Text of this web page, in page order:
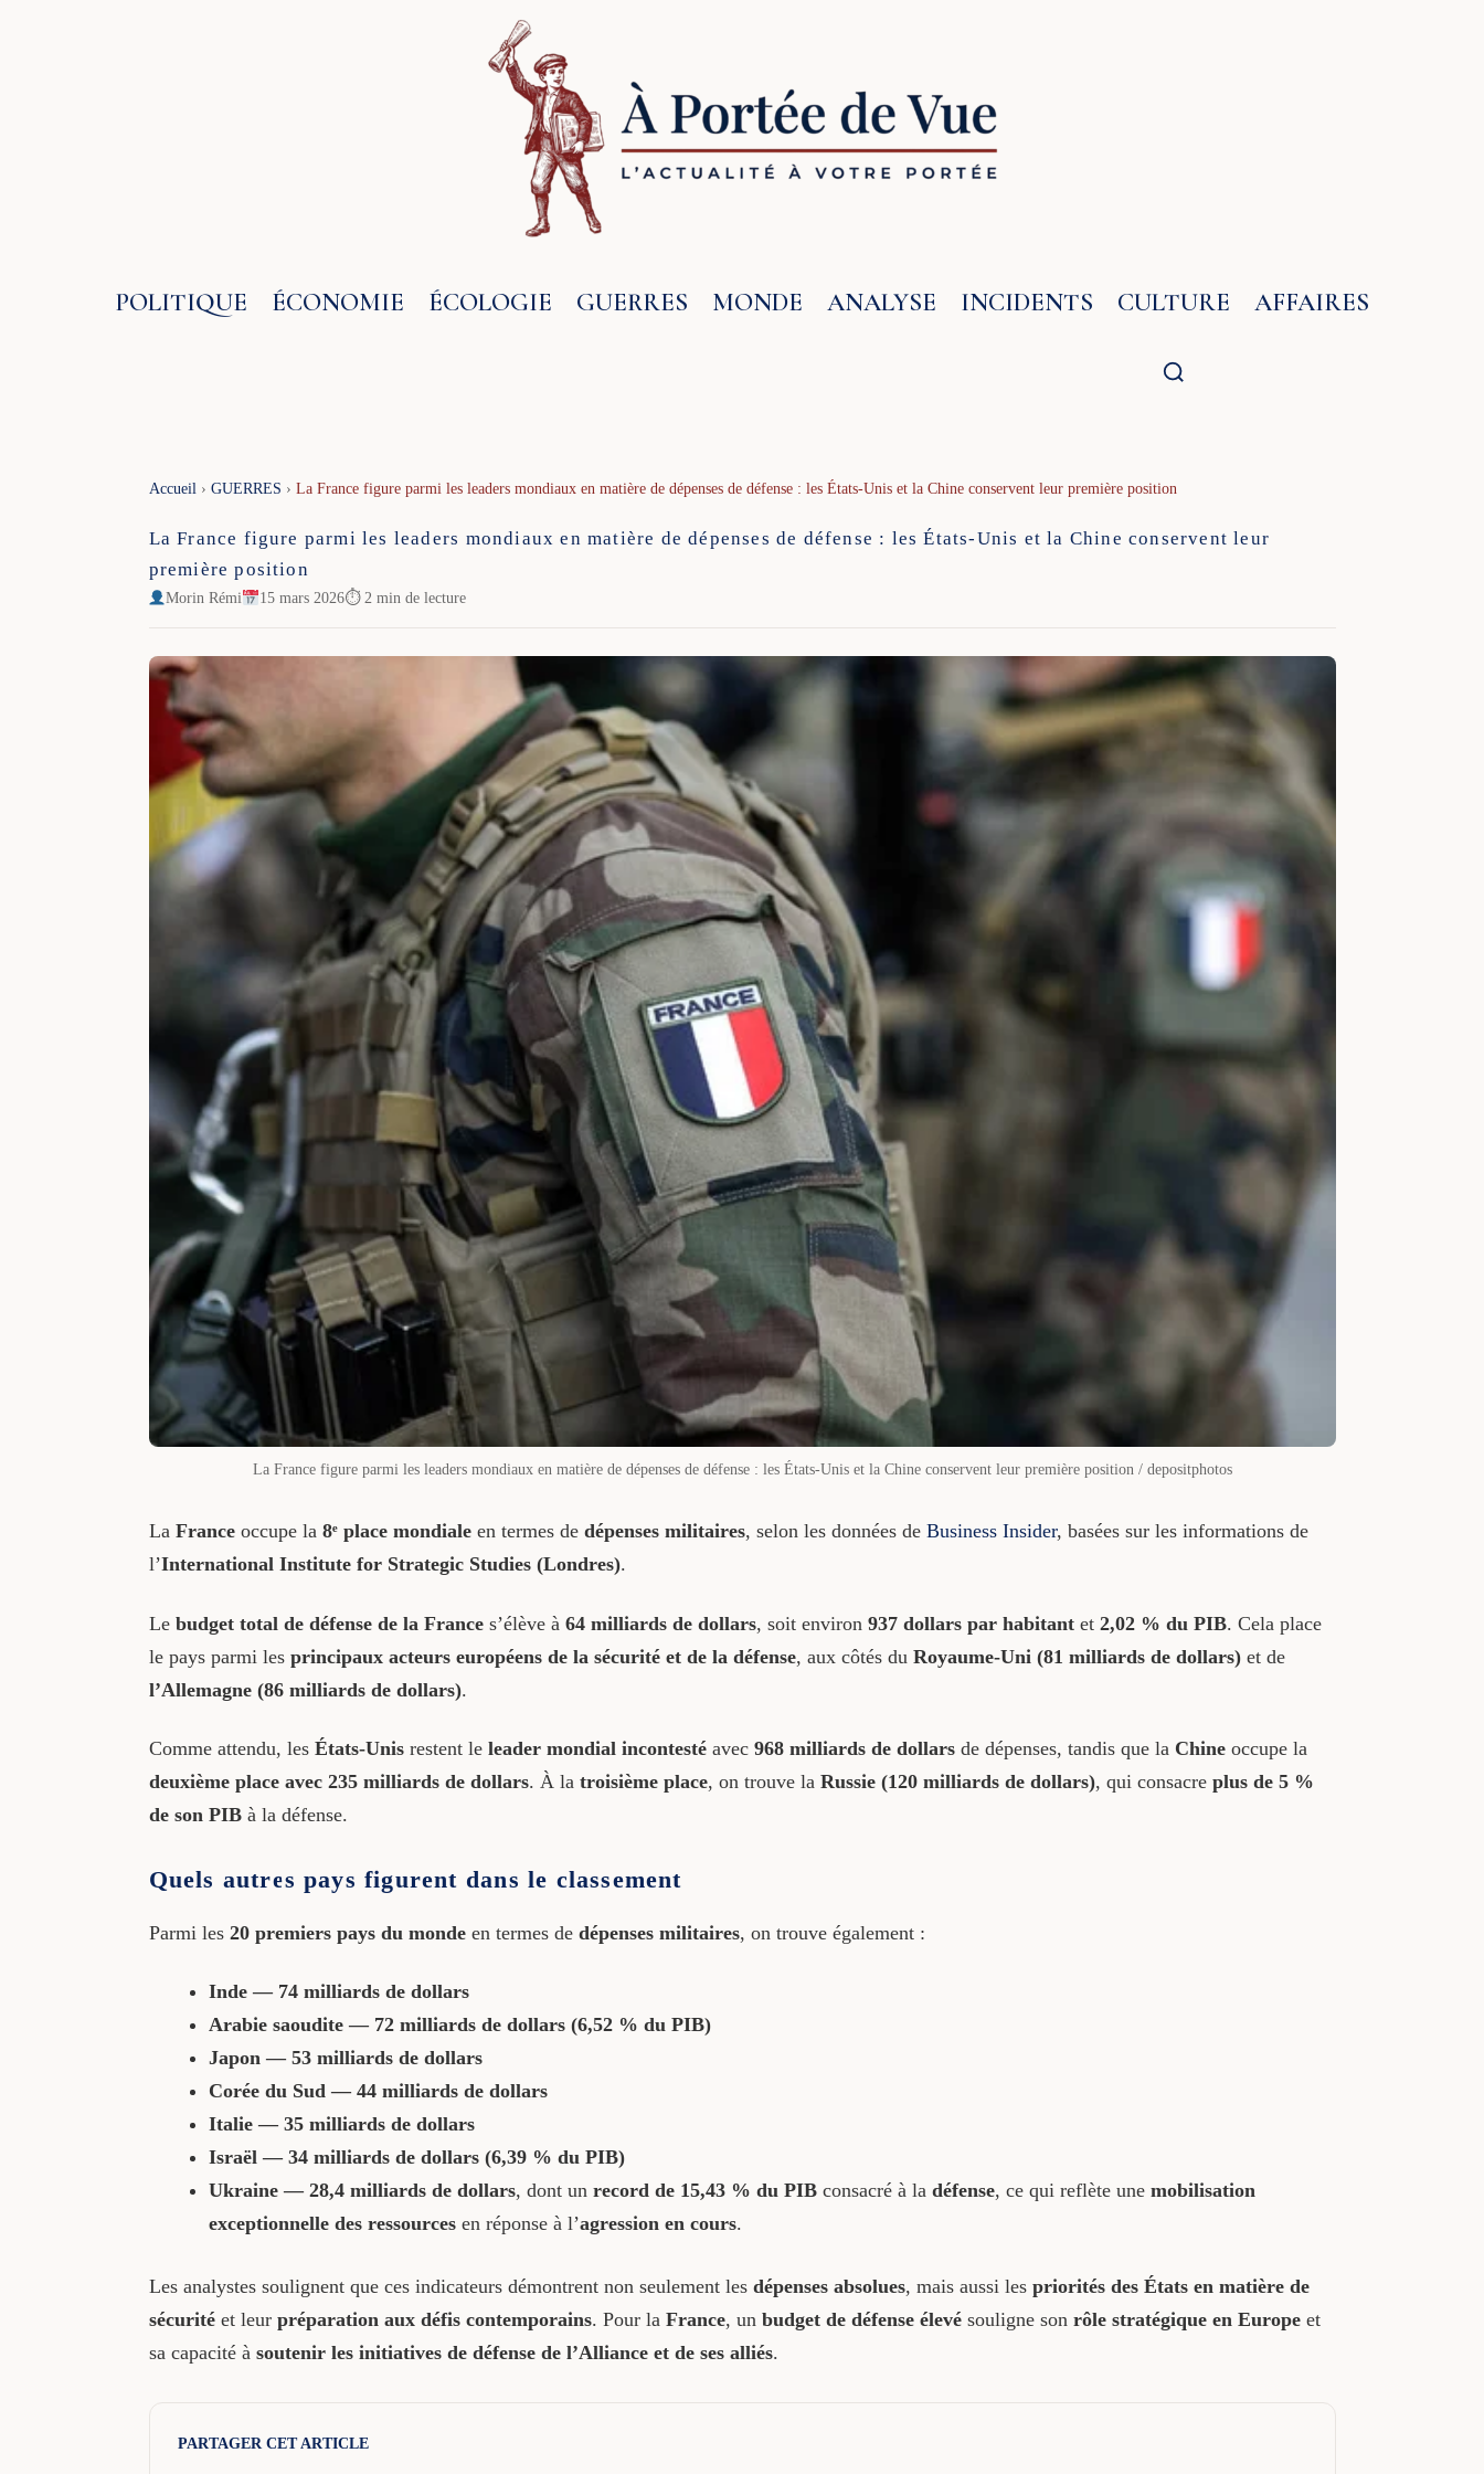
POLITIQUE ÉCONOMIE ÉCOLOGIE GUERRES MONDE ANALYSE INCIDENTS CULTURE AFFAIRES
Accueil › GUERRES › La France figure parmi les leaders mondiaux en matière de dépenses de défense : les États-Unis et la Chine conservent leur première position
La France figure parmi les leaders mondiaux en matière de dépenses de défense : les États-Unis et la Chine conservent leur
première position
Morin Rémi 15 mars 2026⏱ 2 min de lecture
La France figure parmi les leaders mondiaux en matière de dépenses de défense : les États-Unis et la Chine conservent leur première position / depositphotos
La Franceoccupe la 8ᵉ place mondialeen termes de dépenses militaires, selon les données de Business Insider, basées sur les informations de
l’International Institute for Strategic Studies (Londres).
Le budget total de défense de la Frances’élève à 64 milliards de dollars, soit environ 937 dollars par habitantet 2,02 % du PIB. Cela place
le pays parmi les principaux acteurs européens de la sécurité et de la défense, aux côtés du Royaume-Uni (81 milliards de dollars)et de
l’Allemagne (86 milliards de dollars).
Comme attendu, les États-Unisrestent le leader mondial incontestéavec 968 milliards de dollarsde dépenses, tandis que la Chineoccupe la
deuxième place avec 235 milliards de dollars. À la troisième place, on trouve la Russie (120 milliards de dollars), qui consacre plus de 5 %
de son PIBà la défense.
Quels autres pays figurent dans le classement
Parmi les 20 premiers pays du mondeen termes de dépenses militaires, on trouve également :
Inde — 74 milliards de dollars
Arabie saoudite — 72 milliards de dollars (6,52 % du PIB)
Japon — 53 milliards de dollars
Corée du Sud — 44 milliards de dollars
Italie — 35 milliards de dollars
Israël — 34 milliards de dollars (6,39 % du PIB)
Ukraine — 28,4 milliards de dollars, dont un record de 15,43 % du PIBconsacré à la défense, ce qui reflète une mobilisation
exceptionnelle des ressourcesen réponse à l’agression en cours.
Les analystes soulignent que ces indicateurs démontrent non seulement les dépenses absolues, mais aussi les priorités des États en matière de
sécuritéet leur préparation aux défis contemporains. Pour la France, un budget de défense élevésouligne son rôle stratégique en Europeet
sa capacité à soutenir les initiatives de défense de l’Alliance et de ses alliés.
PARTAGER CET ARTICLE